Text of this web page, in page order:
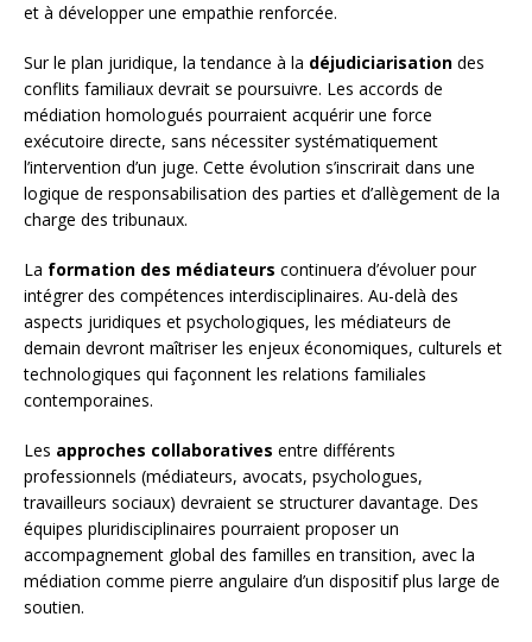
et à développer une empathie renforcée.
Sur le plan juridique, la tendance à la déjudiciarisation des
conflits familiaux devrait se poursuivre. Les accords de
médiation homologués pourraient acquérir une force
exécutoire directe, sans nécessiter systématiquement
l’intervention d’un juge. Cette évolution s’inscrirait dans une
logique de responsabilisation des parties et d’allègement de la
charge des tribunaux.
La formation des médiateurs continuera d’évoluer pour
intégrer des compétences interdisciplinaires. Au-delà des
aspects juridiques et psychologiques, les médiateurs de
demain devront maîtriser les enjeux économiques, culturels et
technologiques qui façonnent les relations familiales
contemporaines.
Les approches collaboratives entre différents
professionnels (médiateurs, avocats, psychologues,
travailleurs sociaux) devraient se structurer davantage. Des
équipes pluridisciplinaires pourraient proposer un
accompagnement global des familles en transition, avec la
médiation comme pierre angulaire d’un dispositif plus large de
soutien.